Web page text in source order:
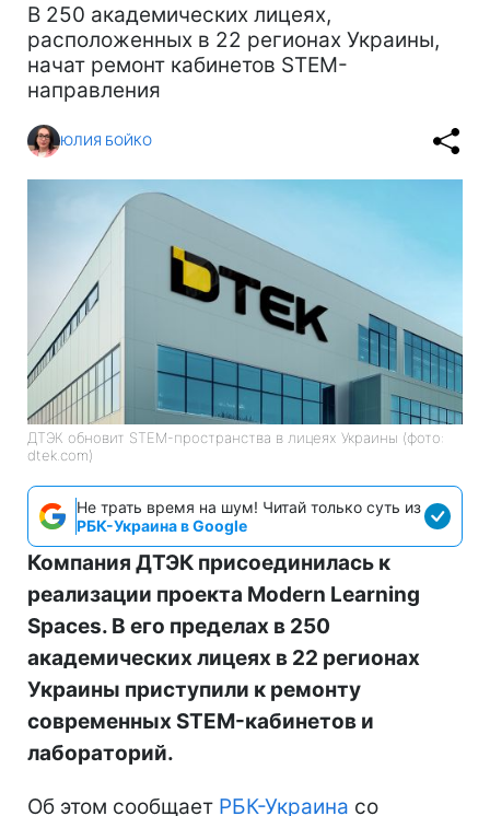
В 250 академических лицеях,
расположенных в 22 регионах Украины,
начат ремонт кабинетов STEM-
направления
ЮЛИЯ БОЙКО
ДТЭК обновит STEM-пространства в лицеях Украины (фото:
dtek.com)
Не трать время на шум! Читай только суть из
РБК-Украина в Google
Компания ДТЭК присоединилась к
реализации проекта Modern Learning
Spaces. В его пределах в 250
академических лицеях в 22 регионах
Украины приступили к ремонту
современных STEM-кабинетов и
лабораторий.
Об этом сообщает РБК-Украина со